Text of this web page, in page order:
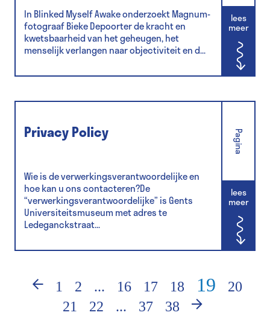
In Blinked Myself Awake onderzoekt Magnum-
fotograaf Bieke Depoorter de kracht en
kwetsbaarheid van het geheugen, het
menselijk verlangen naar objectiviteit en d...
lees
meer
Privacy Policy
Wie is de verwerkingsverantwoordelijke en
hoe kan u ons contacteren?De
“verwerkingsverantwoordelijke” is Gents
Universiteitsmuseum met adres te
Ledeganckstraat...
Pagina
lees
meer
1 2 ... 16 17 18 19
20
21
22 ... 37 38